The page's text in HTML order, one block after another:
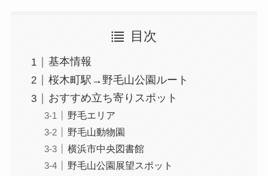
目次
基本情報
桜木町駅→野毛山公園ルート
おすすめ立ち寄りスポット
野毛エリア
野毛山動物園
横浜市中央図書館
野毛山公園展望スポット